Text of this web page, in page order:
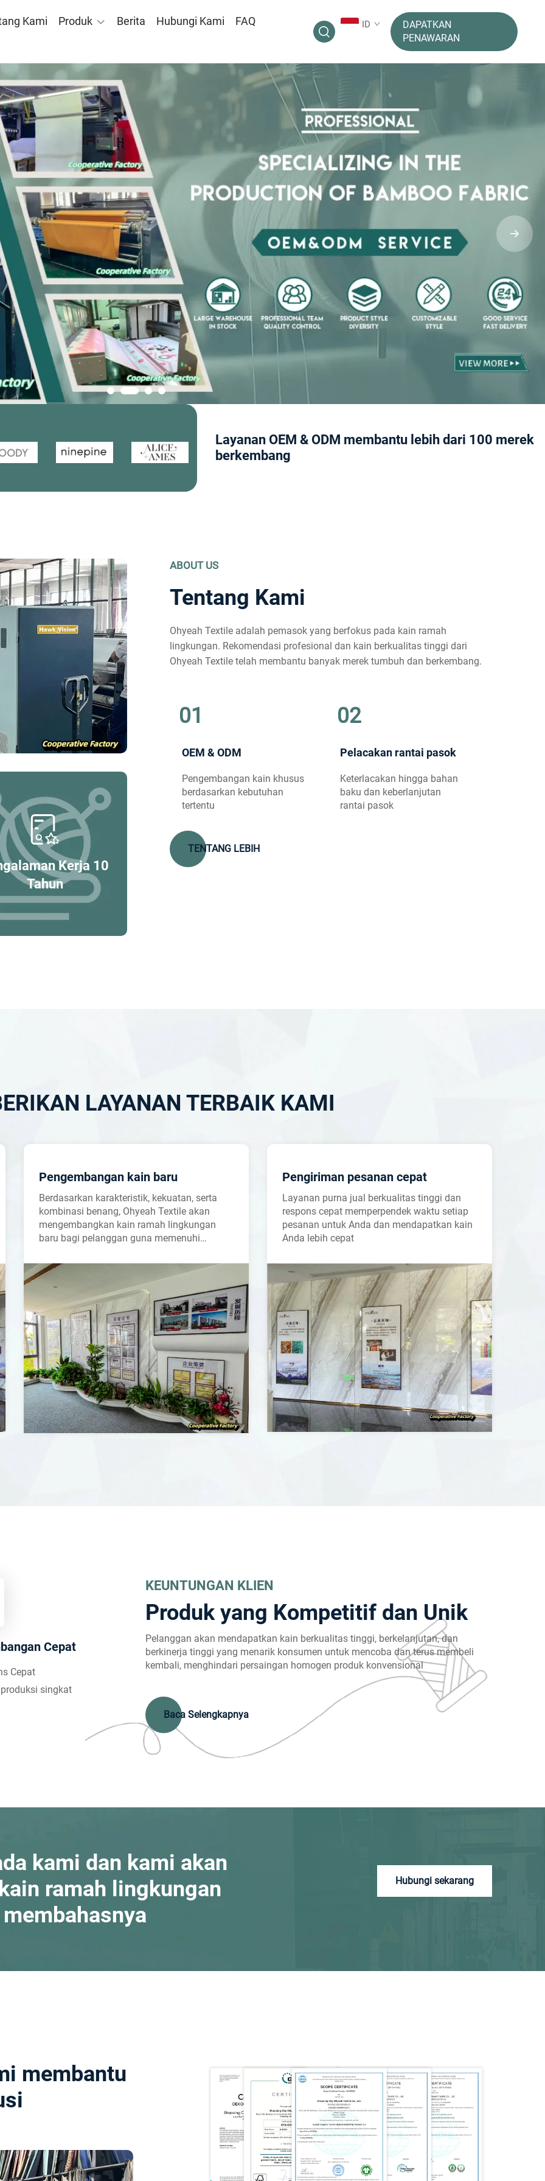
Kami Produk Berita Hubungi Kami FAQ ID
DAPATKAN
PENAWARAN
Layanan OEM & ODM membantu lebih dari 100 merek
berkembang
Kerja 10
Tahun
ABOUT US
Tentang Kami
Ohyeah Textile adalah pemasok yang berfokus pada kain ramah
lingkungan. Rekomendasi profesional dan kain berkualitas tinggi dari
Ohyeah Textile telah membantu banyak merek tumbuh dan berkembang.
01
OEM & ODM
Pengembangan kain khusus
berdasarkan kebutuhan
tertentu
02
Pelacakan rantai pasok
Keterlacakan hingga bahan
baku dan keberlanjutan
rantai pasok
TENTANG LEBIH
LAYANAN TERBAIK KAMI
Pengembangan kain baru
Berdasarkan karakteristik, kekuatan, serta
kombinasi benang, Ohyeah Textile akan
mengembangkan kain ramah lingkungan
baru bagi pelanggan guna memenuhi
Pengiriman pesanan cepat
Layanan purna jual berkualitas tinggi dan
respons cepat memperpendek waktu setiap
pesanan untuk Anda dan mendapatkan kain
Anda lebih cepat
Cepat
Cepat
singkat
KEUNTUNGAN KLIEN
Produk yang Kompetitif dan Unik
Pelanggan akan mendapatkan kain berkualitas tinggi, berkelanjutan, dan
berkinerja tinggi yang menarik konsumen untuk mencoba dan terus membeli
kembali, menghindari persaingan homogen produk konvensional
Baca Selengkapnya
kami dan kami akan
ramah lingkungan
Hubungi sekarang
membantu